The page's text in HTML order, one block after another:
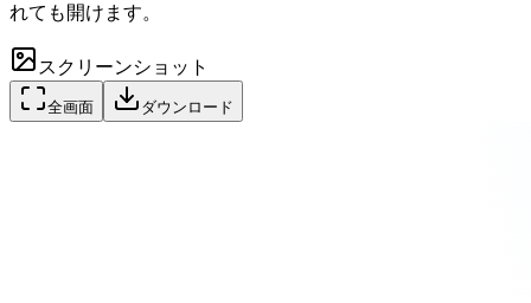
れても開けます。
スクリーンショット
全画面 ダウンロード